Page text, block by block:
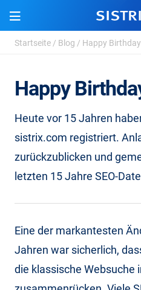
Startseite / Blog / Happy
Happy
Heute vor 15 Jahren
sistrix.com registriert.
zurückzublicken und
letzten 15 Jahre SEO-
Eine der markantesten
Jahren war sicherlich,
die klassische Websuche